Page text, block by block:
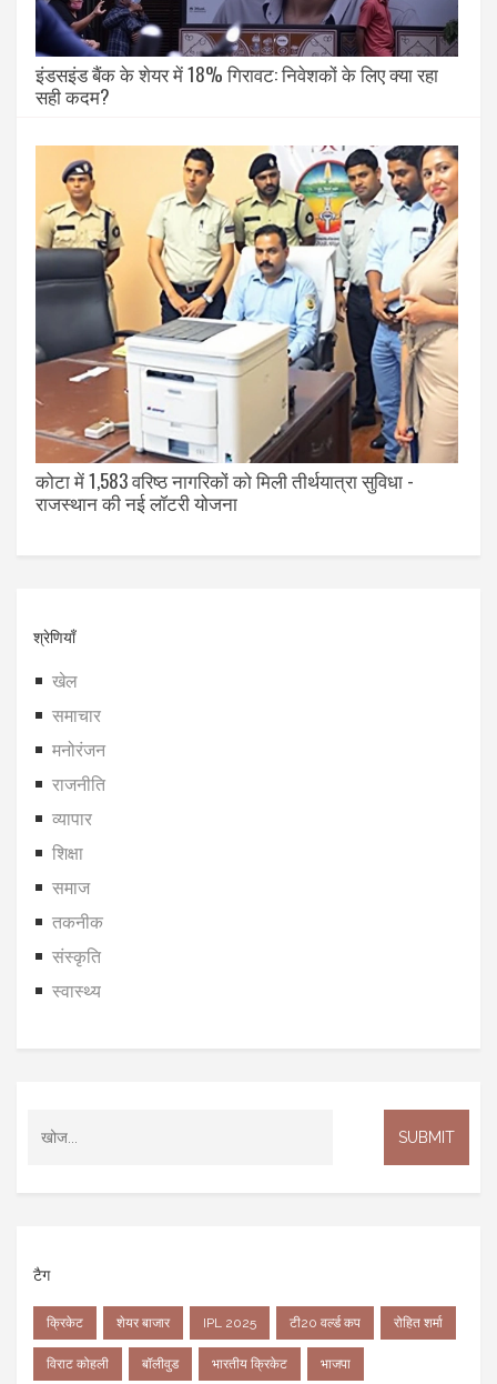
इंडसइंड बैंक के शेयर में 18% गिरावट: निवेशकों के लिए क्या रहा
सही कदम?
कोटा में 1,583 वरिष्ठ नागरिकों को मिली तीर्थयात्रा सुविधा -
राजस्थान की नई लॉटरी योजना
श्रेणियाँ
खेल
समाचार
मनोरंजन
राजनीति
व्यापार
शिक्षा
समाज
तकनीक
संस्कृति
स्वास्थ्य
टैग
क्रिकेट शेयर बाजार IPL 2025 टी20 वर्ल्ड कप रोहित शर्मा
विराट कोहली बॉलीवुड भारतीय क्रिकेट भाजपा